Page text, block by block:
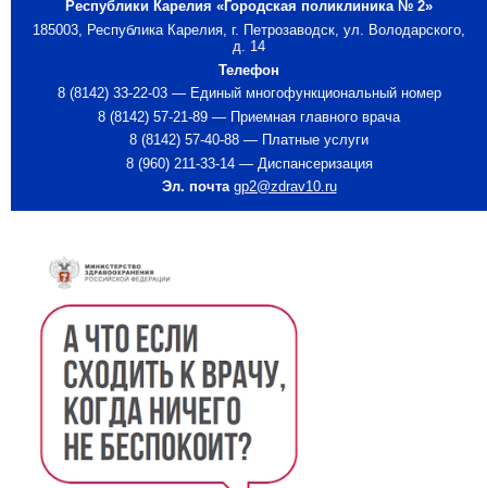
Республики Карелия «Городская поликлиника № 2»
185003, Республика Карелия, г. Петрозаводск, ул. Володарского,
д. 14
Телефон
8 (8142) 33-22-03 — Единый многофункциональный номер
8 (8142) 57-21-89 — Приемная главного врача
8 (8142) 57-40-88 — Платные услуги
8 (960) 211-33-14 — Диспансеризация
Эл. почта gp2@zdrav10.ru